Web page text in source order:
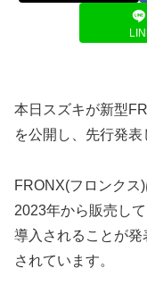
本日スズキが新型
を公開し、先行発表
FRONX(フロンクス
2023年から販売し
導入されることが
されています。